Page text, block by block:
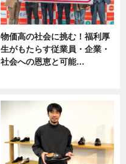
物価高の社会に挑む！福利厚
生がもたらす従業員・企業・
社会への恩恵と可能…